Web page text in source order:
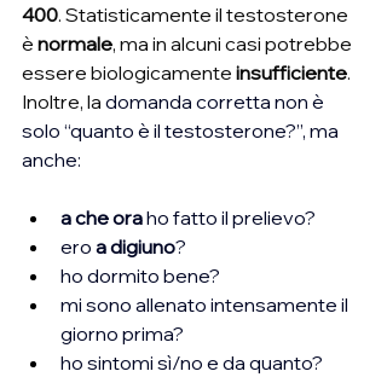
400. Statisticamente il testosterone
è normale, ma in alcuni casi potrebbe
essere biologicamente insufficiente.
Inoltre, la domanda corretta non è
solo “quanto è il testosterone?”, ma
anche:
a che ora ho fatto il prelievo?
ero a digiuno?
ho dormito bene?
mi sono allenato intensamente il
giorno prima?
ho sintomi sì/no e da quanto?